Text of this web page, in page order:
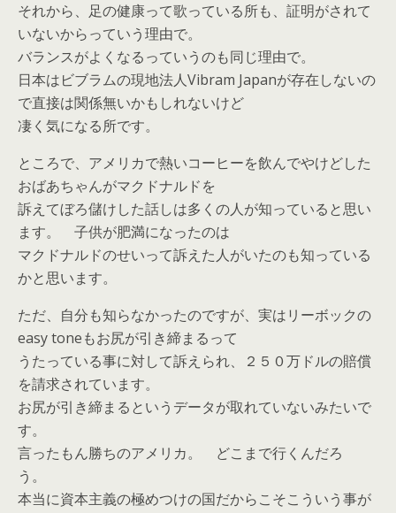
それから、足の健康って歌っている所も、証明がされて
いないからっていう理由で。
バランスがよくなるっていうのも同じ理由で。
日本はビブラムの現地法人Vibram Japanが存在しないの
で直接は関係無いかもしれないけど
凄く気になる所です。
ところで、アメリカで熱いコーヒーを飲んでやけどした
おばあちゃんがマクドナルドを
訴えてぼろ儲けした話しは多くの人が知っていると思い
ます。 子供が肥満になったのは
マクドナルドのせいって訴えた人がいたのも知っている
かと思います。
ただ、自分も知らなかったのですが、実はリーボックの
easy toneもお尻が引き締まるって
うたっている事に対して訴えられ、２５０万ドルの賠償
を請求されています。
お尻が引き締まるというデータが取れていないみたいで
す。
言ったもん勝ちのアメリカ。 どこまで行くんだろ
う。
本当に資本主義の極めつけの国だからこそこういう事が